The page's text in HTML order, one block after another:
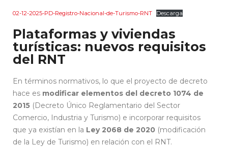
02-12-2025-PD-Registro-Nacional-de-Turismo-RNT Descarga
Plataformas y viviendas
turísticas: nuevos requisitos
del RNT
En términos normativos, lo que el proyecto de decreto
hace es modificar elementos del decreto 1074 de
2015 (Decreto Único Reglamentario del Sector
Comercio, Industria y Turismo) e incorporar requisitos
que ya existían en la Ley 2068 de 2020 (modificación
de la Ley de Turismo) en relación con el RNT.